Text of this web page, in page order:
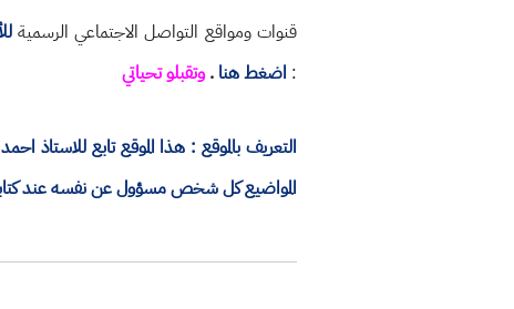
قنوات ومواقع التواصل الاجتماعي الرسمية
: اضغط هنا .وتقبلو تحياتي
التعريف بالموقع : هذا الموقع تابع
المواضيع كل شخص مسؤول عن نفسه عند